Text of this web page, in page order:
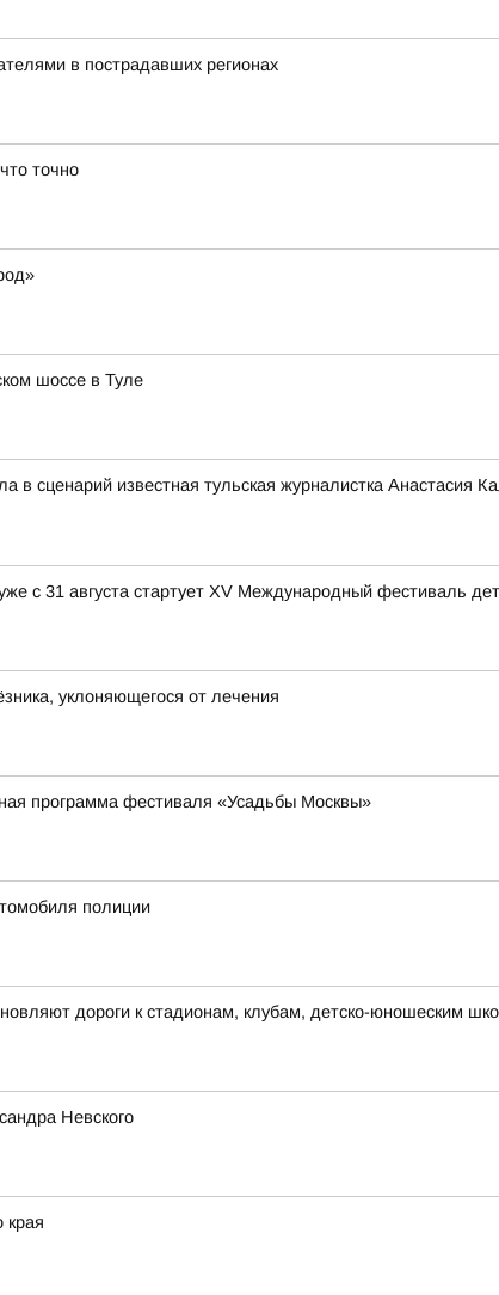
в пострадавших регионах
точно
шоссе в Туле
в сценарий известная тульская журналистка Анастасия
с 31 августа стартует XV Международный фестиваль
уклоняющегося от лечения
программа фестиваля «Усадьбы Москвы»
полиции
дороги к стадионам, клубам, детско-юношеским
Невского
края